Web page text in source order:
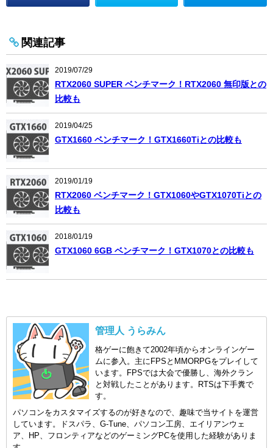
関連記事
2019/07/29
RTX2060 SUPER ベンチマーク！RTX2060 無印版との
比較も
2019/04/25
GTX1660 ベンチマーク！GTX1660Tiとの比較も
2019/01/19
RTX2060 ベンチマーク！GTX1060やGTX1070Tiとの
比較も
2018/01/19
GTX1060 6GB ベンチマーク！GTX1070との比較も
管理人 うらみん
格ゲーに飽きて2002年頃からオンラインゲー
ムに参入。主にFPSとMMORPGをプレイして
います。FPSでは大会で優勝し、海外クラン
と対戦したことがあります。RTSは下手糞で
す。
パソコンをカスタマイズするのが好きなので、趣味で当サイトを運営
しています。ドスパラ、G-Tune、パソコン工房、エイリアンウェ
ア、HP、フロンティアなどのゲーミングPCを使用した経験がありま